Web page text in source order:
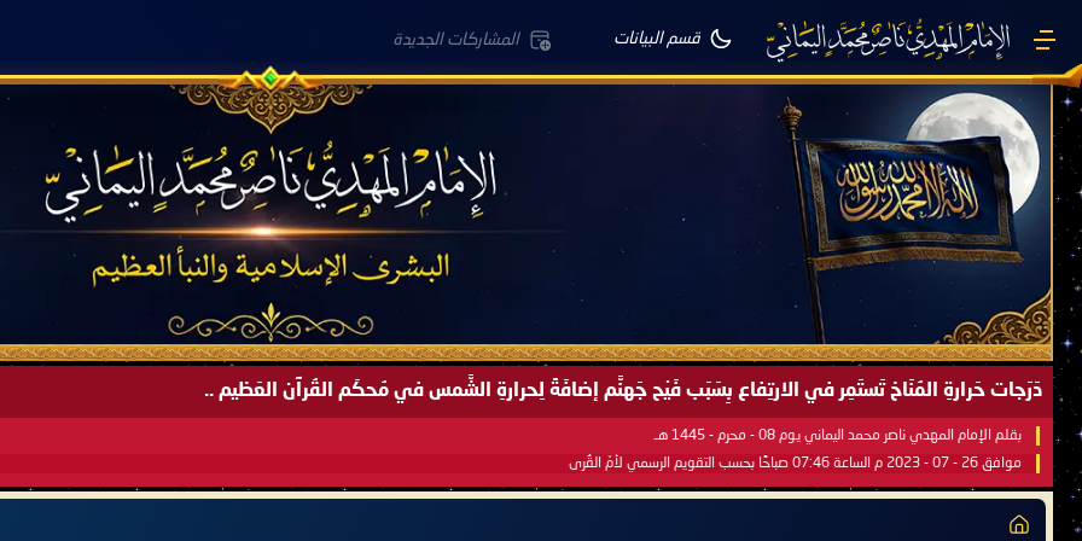
قسم البيانات المشاركات الجديدة
دَرَجات حَرارةِ المُنَاخ تَستَمِر في الارتِفاع بِسَبَب فَيْح جَهنَّم إضافَةً لِحرارةِ الشَّمس في مُحكَم القُرآن العَظيم ..
بقلم الإمام المهدي ناصر محمد اليماني يوم 08 - محرم - 1445 هـ
موافق 26 - 07 - 2023 م الساعة 07:46 صباحًا بحسب التقويم الرسمي لأمّ القُرى